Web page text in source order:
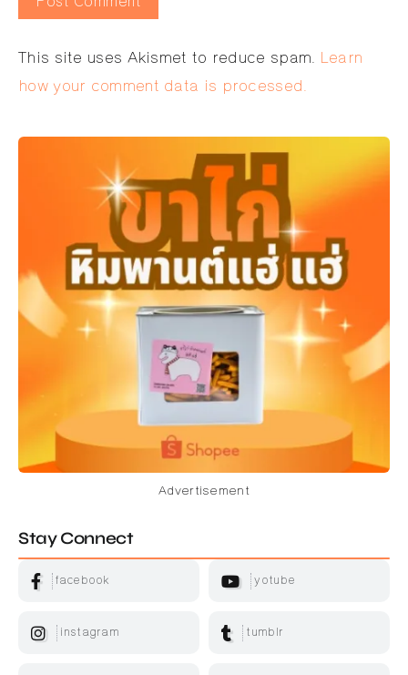
Alternative:
This site uses Akismet to reduce spam. Learn
how your comment data is processed.
Advertisement
Stay Connect
facebook yotube
instagram tumblr